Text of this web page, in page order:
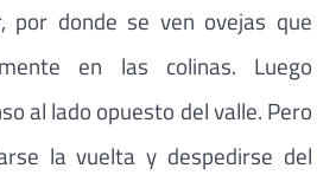
por donde se ven ovejas que
en las colinas. Luego
al lado opuesto del valle. Pero
la vuelta y despedirse del